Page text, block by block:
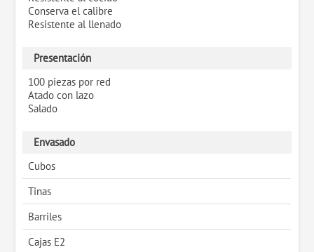
Conserva el calibre
Resistente al llenado
Presentación
100 piezas por red
Atado con lazo
Salado
Envasado
Cubos
Tinas
Barriles
Cajas E2